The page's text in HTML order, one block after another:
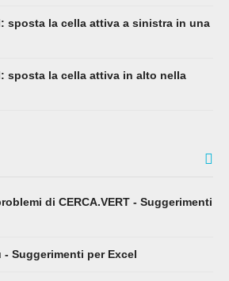
sposta la cella attiva a sinistra in una
sposta la cella attiva in alto nella
di CERCA.VERT - Suggerimenti
Suggerimenti per Excel